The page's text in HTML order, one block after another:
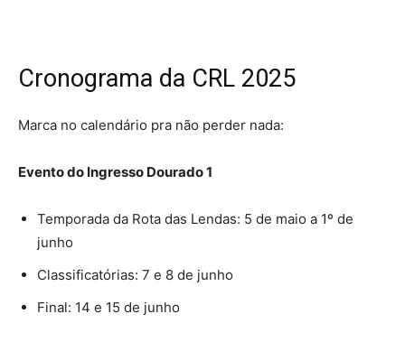
Cronograma da CRL 2025
Marca no calendário pra não perder nada:
Evento do Ingresso Dourado 1
Temporada da Rota das Lendas: 5 de maio a 1º de
junho
Classificatórias: 7 e 8 de junho
Final: 14 e 15 de junho